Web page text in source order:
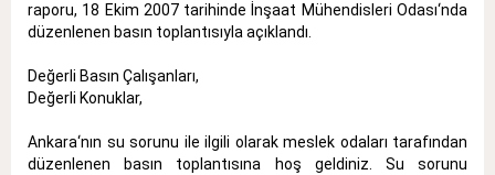
raporu, 18 Ekim 2007 tarihinde İnşaat Mühendisleri Odası‘nda
düzenlenen basın toplantısıyla açıklandı.
Değerli Basın Çalışanları,
Değerli Konuklar,
Ankara‘nın su sorunu ile ilgili olarak meslek odaları tarafından
düzenlenen basın toplantısına hoş geldiniz. Su sorunu